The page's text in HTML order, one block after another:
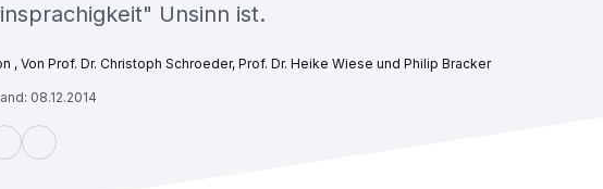
, Von Prof. Dr. Christoph Schroeder, Prof. Dr. Heike Wiese und Philip Bracker
08.12.2014
Unsinn ist.